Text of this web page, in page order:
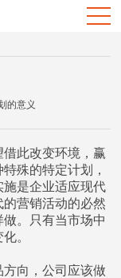
的意义
此改变环境，赢
殊的特定计划，
施是企业适应现代
营销活动的必然
。只有当市场中
。
向，公司应该做